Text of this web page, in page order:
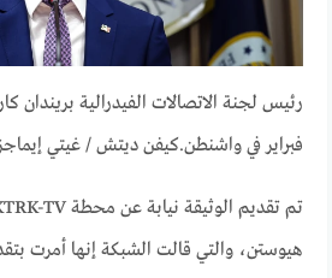
فبراير في واشنطن.كيفن ديتش / غيتي
هيوستن، والتي قالت الشبكة إنها أمرت